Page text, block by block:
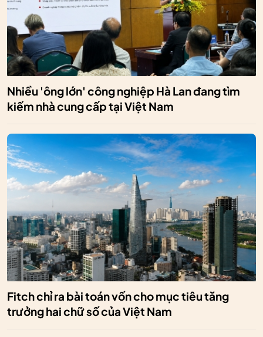
Nhiều 'ông lớn' công nghiệp Hà Lan đang tìm
kiếm nhà cung cấp tại Việt Nam
Fitch chỉ ra bài toán vốn cho mục tiêu tăng
trưởng hai chữ số của Việt Nam